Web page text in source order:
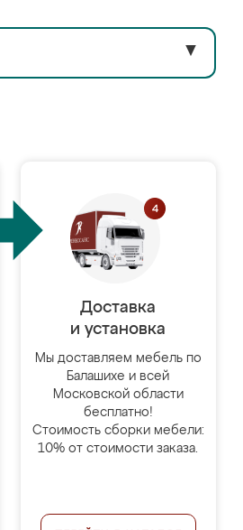
▼
Доставка
и установка
Мы доставляем мебель по
Балашихе и всей
Московской области
бесплатно!
Стоимость сборки мебели:
10% от стоимости заказа.